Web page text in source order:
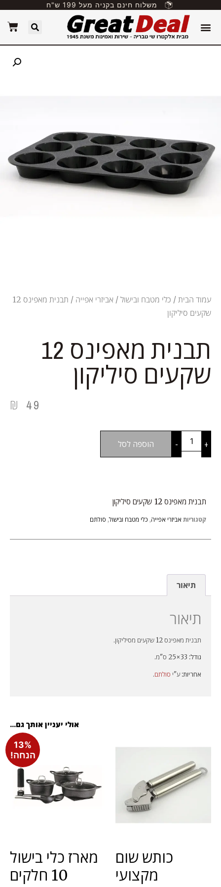
משלוח חינם בקניה מעל 199 ש"ח
עמוד הבית / כלי מטבח ובישול / אביזרי אפייה
/ תבנית מאפינס 12
שקעים סיליקון
תבנית מאפינס 12
שקעים סיליקון
49
₪
+
- הוספה לסל
אולי יעניין אותך גם...
כותש שום
מקצועי
13%
הנחה!
מארז כלי בישול
10 חלקים
תבנית מאפינס 12 שקעים סיליקון
קטגוריות אביזרי אפייה, כלי מטבח ובישול, סולתם
תיאור
תיאור
תבנית מאפינס 12 שקעים מסיליקון.
גודל:
אחריות: ע"י סולתם.